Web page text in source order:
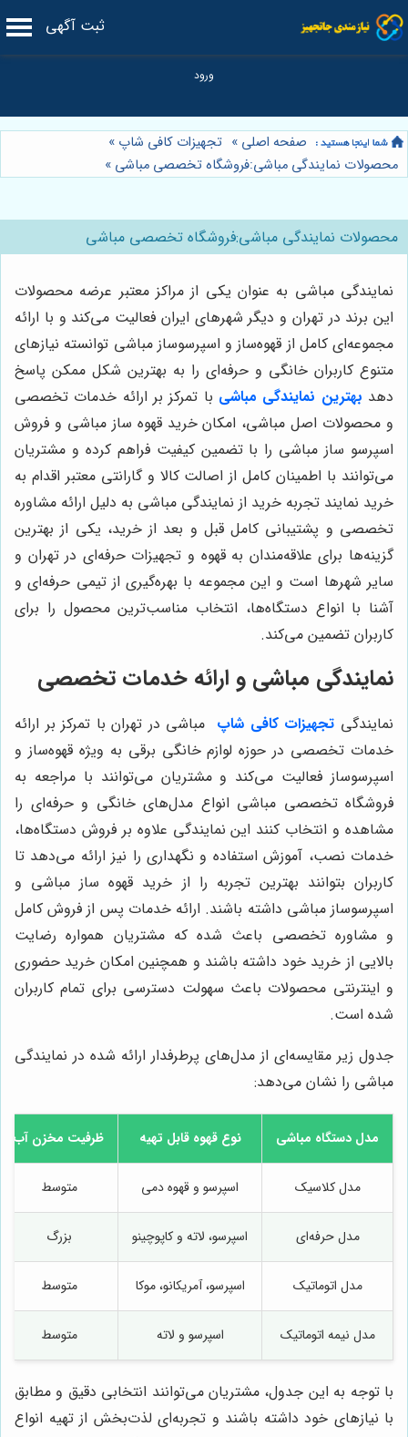
ثبت آگهی
صفحه اصلی » تجهیزات کافی شاپ »
محصولات نمایندگی مباشی:فروشگاه تخصصی مباشی »
محصولات نمایندگی مباشی:فروشگاه تخصصی مباشی
نمایندگی مباشی به عنوان یکی از مراکز معتبر عرضه محصولات
این برند در تهران و دیگر شهرهای ایران فعالیت می‌کند و با ارائه
مجموعه‌ای کامل از قهوه‌ساز و اسپرسوساز مباشی توانسته نیازهای
متنوع کاربران خانگی و حرفه‌ای را به بهترین شکل ممکن پاسخ
دهد بهترین نمایندگی مباشی با تمرکز بر ارائه خدمات تخصصی
و محصولات اصل مباشی، امکان خرید قهوه ساز مباشی و فروش
اسپرسو ساز مباشی را با تضمین کیفیت فراهم کرده و مشتریان
می‌توانند با اطمینان کامل از اصالت کالا و گارانتی معتبر اقدام به
خرید نمایند تجربه خرید از نمایندگی مباشی به دلیل ارائه مشاوره
تخصصی و پشتیبانی کامل قبل و بعد از خرید، یکی از بهترین
گزینه‌ها برای علاقه‌مندان به قهوه و تجهیزات حرفه‌ای در تهران و
سایر شهرها است و این مجموعه با بهره‌گیری از تیمی حرفه‌ای و
آشنا با انواع دستگاه‌ها، انتخاب مناسب‌ترین محصول را برای
کاربران تضمین می‌کند.
نمایندگی مباشی و ارائه خدمات تخصصی
نمایندگی تجهیزات کافی شاپ مباشی در تهران با تمرکز بر ارائه
خدمات تخصصی در حوزه لوازم خانگی برقی به ویژه قهوه‌ساز و
اسپرسوساز فعالیت می‌کند و مشتریان می‌توانند با مراجعه به
فروشگاه تخصصی مباشی انواع مدل‌های خانگی و حرفه‌ای را
مشاهده و انتخاب کنند این نمایندگی علاوه بر فروش دستگاه‌ها،
خدمات نصب، آموزش استفاده و نگهداری را نیز ارائه می‌دهد تا
کاربران بتوانند بهترین تجربه را از خرید قهوه ساز مباشی و
اسپرسوساز مباشی داشته باشند. ارائه خدمات پس از فروش کامل
و مشاوره تخصصی باعث شده که مشتریان همواره رضایت
بالایی از خرید خود داشته باشند و همچنین امکان خرید حضوری
و اینترنتی محصولات باعث سهولت دسترسی برای تمام کاربران
شده است.
جدول زیر مقایسه‌ای از مدل‌های پرطرفدار ارائه شده در نمایندگی
مباشی را نشان می‌دهد:
مدل دستگاه مباشی نوع قهوه قابل تهیه ظرفیت مخزن آب
مدل کلاسیک اسپرسو و قهوه دمی متوسط
مدل حرفه‌ای اسپرسو، لاته و کاپوچینو بزرگ
مدل اتوماتیک اسپرسو، آمریکانو، موکا متوسط
مدل نیمه اتوماتیک اسپرسو و لاته متوسط
با توجه به این جدول، مشتریان می‌توانند انتخابی دقیق و مطابق
با نیازهای خود داشته باشند و تجربه‌ای لذت‌بخش از تهیه انواع